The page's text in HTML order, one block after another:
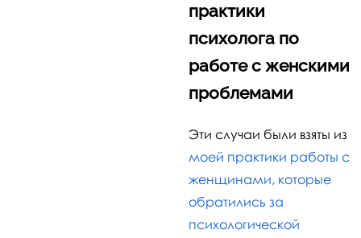
практики
психолога по
работе с женскими
проблемами
Эти случаи были взяты из
моей практики работы с
женщинами, которые
обратились за
психологической